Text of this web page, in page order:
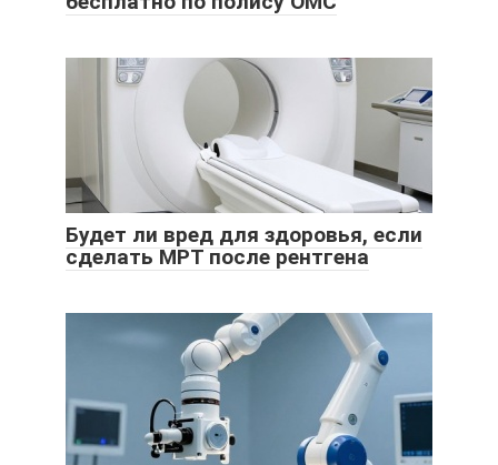
Будет ли вред для здоровья, если
сделать МРТ после рентгена